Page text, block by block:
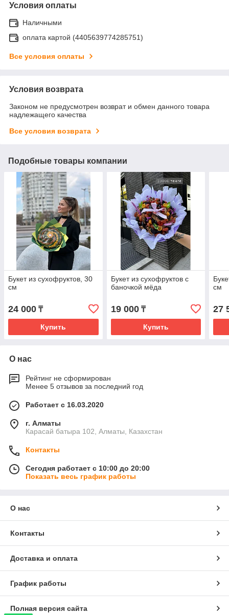
Условия оплаты
Наличными
оплата картой (4405639774285751)
Все условия оплаты
Условия возврата
Законом не предусмотрен возврат и обмен данного товара
надлежащего качества
Все условия возврата
Подобные товары компании
Букет из сухофруктов, 30
см
24 000 ₸
Купить
Букет из сухофруктов с
баночкой мёда
19 000₸
Купить
см
27
О нас
Рейтинг не сформирован
Менее 5 отзывов за последний год
Работает с 16.03.2020
г. Алматы
Карасай батыра 102, Алматы, Казахстан
Контакты
Сегодня работает с 10:00 до 20:00
Показать весь график работы
О нас
Контакты
Доставка и оплата
График работы
Полная версия сайта